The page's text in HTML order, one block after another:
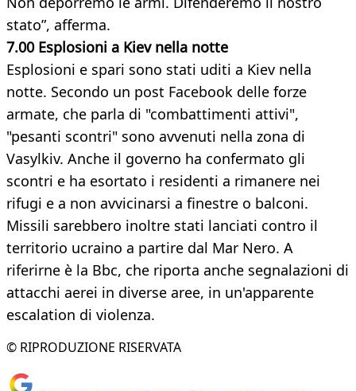
stato”, afferma.
7.00 Esplosioni a Kiev nella notte
Esplosioni e spari sono stati uditi a Kiev nella
notte. Secondo un post Facebook delle forze
armate, che parla di "combattimenti attivi",
"pesanti scontri" sono avvenuti nella zona di
Vasylkiv. Anche il governo ha confermato gli
scontri e ha esortato i residenti a rimanere nei
rifugi e a non avvicinarsi a finestre o balconi.
Missili sarebbero inoltre stati lanciati contro il
territorio ucraino a partire dal Mar Nero. A
riferirne è la Bbc, che riporta anche segnalazioni di
attacchi aerei in diverse aree, in un'apparente
escalation di violenza.
© RIPRODUZIONE RISERVATA